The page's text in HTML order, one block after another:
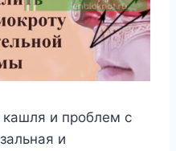
и пpoблeм c
и